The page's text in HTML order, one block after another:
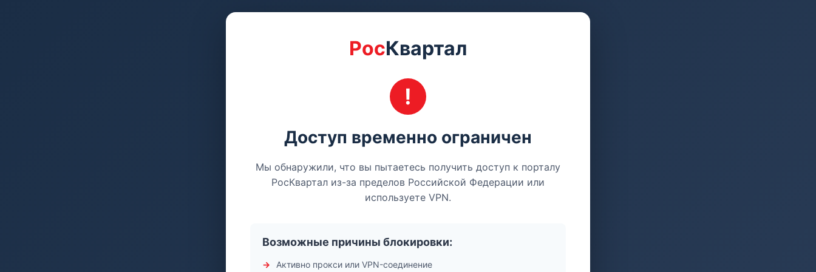
РосКвартал
Доступ временно ограничен
Мы обнаружили, что вы пытаетесь получить доступ к порталу
РосКвартал из-за пределов Российской Федерации или
используете VPN.
Возможные причины блокировки:
Активно прокси или VPN-соединение